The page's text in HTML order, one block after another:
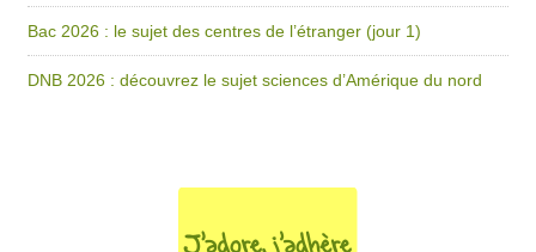
Bac 2026 : le sujet des centres de l’étranger (jour 1)
DNB 2026 : découvrez le sujet sciences d’Amérique du nord